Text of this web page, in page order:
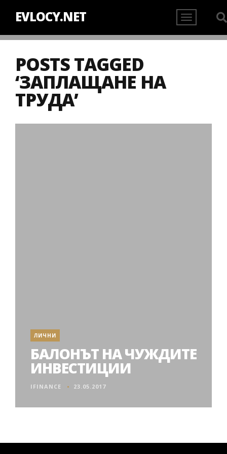
EVLOCY.NET
POSTS TAGGED
‘ЗАПЛАЩАНЕ НА
ТРУДА’
ЛИЧНИ
БАЛОНЪТ НА ЧУЖДИТЕ
ИНВЕСТИЦИИ
IFINANCE 23.05.2017